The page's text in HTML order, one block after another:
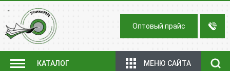
Оптовый прайс
КАТАЛОГ МЕНЮ САЙТА